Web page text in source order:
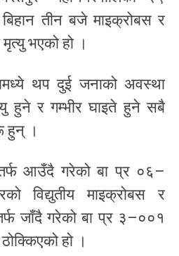
तीन बजे माइक्रोबस र
भएको हो ।
थप दुई जनाको अवस्था
हुने र गम्भीर घाइते हुने सबै
हुन् ।
आउँदै गरेको बा प्र ०६–
विद्युतीय माइक्रोबस र
जाँदै गरेको बा प्र ३–००१
हो ।